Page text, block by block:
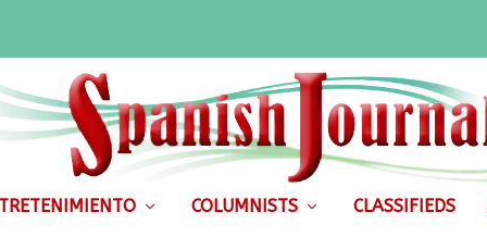
COLUMNISTS CLASSIFIEDS